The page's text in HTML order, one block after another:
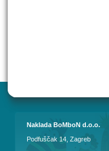
Naklada BoMboN d.o.o.
Podfuščak 14, Zagreb